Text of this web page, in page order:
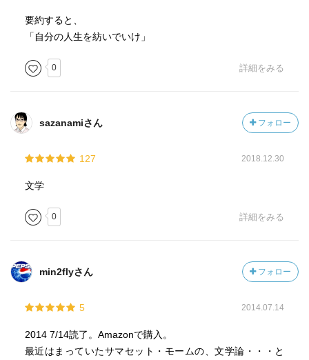
さ、美徳と悪徳、高貴さと下劣さのごたまぜである。中に
は性格の強い者だとか機会に恵まれた者もいて、何らかの
分野で自分の天分を存分発揮した者もいるだろうが、潜在
的には人はみな同じなのだ。私自身について言えば、大多
もし生涯でなした全ての行為と、心に浮かんだ全ての理念
とを書き記したとするならば、世間は私を邪悪な怪物だと
書いていると非難されてきた。そんなことをしたつもりは
ない。私のしてきたのは、ただ多くの作家が目を閉ざして
いるような人間の性質のいくつかを、際立たせただけのこ
は、首尾一貫性の欠如していることである。首尾一貫して
いる人など私は一度も見たことがない。同じ人間の中にと
拘わらず、それらがもっともらしい調和を生み出している
ぬように思える諸性質がどうして共存しうるのか、何度も
要約すると、
「自分の人生を紡いでいけ」
0 詳細をみる
sazanamiさん フォロー
127 2018.12.30
文学
0 詳細をみる
min2flyさん フォロー
5 2014.07.14
2014 7/14読了。Amazonで購入。
最近はまっていたサマセット・モームの、文学論・・・と